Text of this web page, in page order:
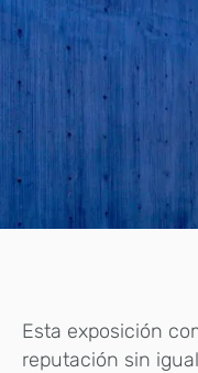
Esta exposición
reputación sin